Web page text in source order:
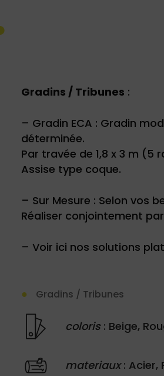
Gradins / Tribunes :
– Gradin ECA : Gradin
déterminée.
Par travée de 1,8 x 3 m (5
Assise type coque.
– Sur Mesure : Selon vos
Réaliser conjointement
– Voir ici nos solutions
Gradins / Tribunes
coloris: Beige,
materiaux: Acier,